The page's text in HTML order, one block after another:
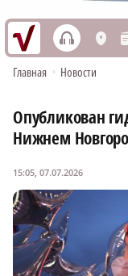
h L
Главная • Новости
Опубликован
Нижнем
15:05, 07.07.2026